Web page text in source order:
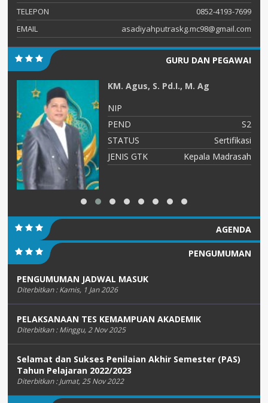
TELEPON
0852-4193-7699
EMAIL
asadiyahputraskg.mc98@gmail.com
GURU DAN PEGAWAI
KM. Agus, S. Pd.I., M. Ag
NIP
PEND
S2
STATUS
Sertifikasi
JENIS GTK
Kepala Madrasah
AGENDA
PENGUMUMAN
PENGUMUMAN JADWAL MASUK
Diterbitkan :Kamis, 1 Jan 2026
PELAKSANAAN TES KEMAMPUAN AKADEMIK
Diterbitkan :Minggu, 2 Nov 2025
Selamat dan Sukses Penilaian Akhir Semester (PAS)
Tahun Pelajaran 2022/2023
Diterbitkan :Jumat, 25 Nov 2022